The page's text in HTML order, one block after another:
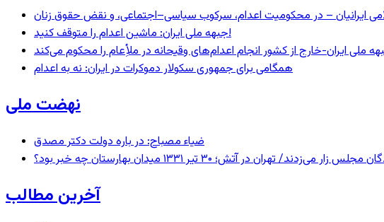
ایرانیان – در محکومیت اعدام، سرکوب سیاسی–اجتماعی، و نقض حقوق زنان
جبهه ملی ایران: ماشین اعدام را متوقف کنید!
ملی ایران-خارج از کشور انجام اعدام‌های وقیحانه در ملأِعام را محکوم می‌کند
همگامی برای جمهوری سکولار دموکرات در ایران: نه به اعدام
نهضت ملی
ضیاء مصباح: در باره دولت دکتر مصدق
در آتش؛ ۳۰ تیر ۱۳۳۱ میدان بهارستان چه خبر بود؟
آخرین مطالب